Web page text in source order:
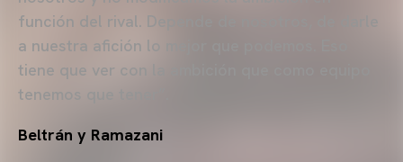
función del rival. Depende de nosotros, de darle
a nuestra afición lo mejor que podemos. Eso
tiene que ver con la ambición que como equipo
tenemos que tener”.
Beltrán y Ramazani